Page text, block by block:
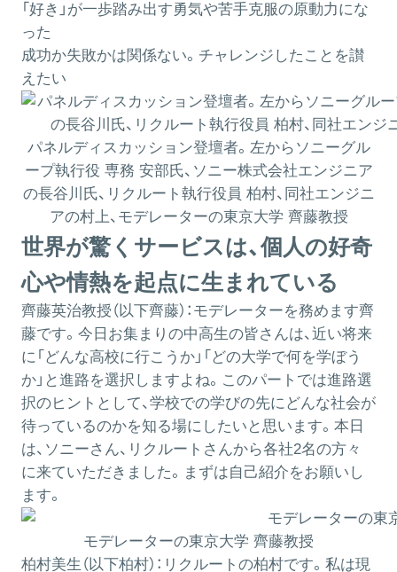
「好き」が一歩踏み出す勇気や苦手克服の原動力にな
った
成功か失敗かは関係ない。チャレンジしたことを讃
えたい
パネルディスカッション登壇者。左からソニーグル
ープ執行役 専務 安部氏、ソニー株式会社エンジニア
の長谷川氏、リクルート執行役員 柏村、同社エンジニ
アの村上、モデレーターの東京大学 齊藤教授
世界が驚くサービスは、個人の好奇
心や情熱を起点に生まれている
齊藤英治教授（以下齊藤）： モデレーターを務めます齊
藤です。今日お集まりの中高生の皆さんは、近い将来
に「どんな高校に行こうか」「どの大学で何を学ぼう
か」と進路を選択しますよね。このパートでは進路選
択のヒントとして、学校での学びの先にどんな社会が
待っているのかを知る場にしたいと思います。本日
は、ソニーさん、リクルートさんから各社2名の方々
に来ていただきました。まずは自己紹介をお願いし
ます。
モデレーターの東京大学 齊藤教授
柏村美生（以下柏村）： リクルートの柏村です。私は現